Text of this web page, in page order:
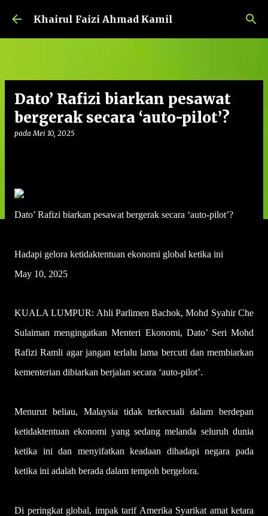
Langkau ke kandungan utama
Khairul Faizi Ahmad Kamil
Dato’ Rafizi biarkan pesawat
bergerak secara ‘auto-pilot’?
padaMei 10, 2025
Dato’ Rafizi biarkan pesawat bergerak secara ‘auto-pilot’?
Hadapi gelora ketidaktentuan ekonomi global ketika ini
May 10, 2025
KUALA LUMPUR: Ahli Parlimen Bachok, Mohd Syahir Che
Sulaiman mengingatkan Menteri Ekonomi, Dato’ Seri Mohd
Rafizi Ramli agar jangan terlalu lama bercuti dan membiarkan
kementerian dibiarkan berjalan secara ‘auto-pilot’.
Menurut beliau, Malaysia tidak terkecuali dalam berdepan
ketidaktentuan ekonomi yang sedang melanda seluruh dunia
ketika ini dan menyifatkan keadaan dihadapi negara pada
ketika ini adalah berada dalam tempoh bergelora.
Di peringkat global, impak tarif Amerika Syarikat amat ketara